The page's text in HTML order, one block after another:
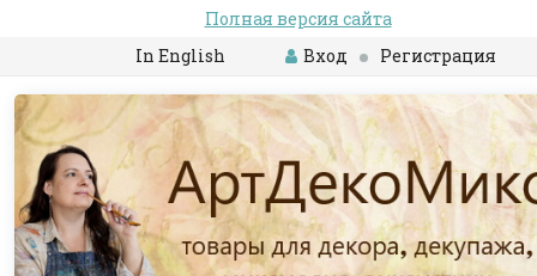
Полная версия сайта
In English
Вход Регистрация